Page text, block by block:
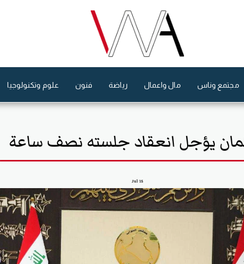
مجتمع وناس مال واعمال رياضة فنون علوم وتكنولوجيا
يؤجل انعقاد جلسته نصف ساعة
15
Jul